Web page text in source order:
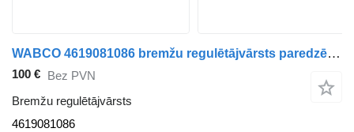
WABCO 4619081086 bremžu regulētājvārsts paredzēts Neoplan 316 autobusa
100 € Bez PVN
Bremžu regulētājvārsts
4619081086